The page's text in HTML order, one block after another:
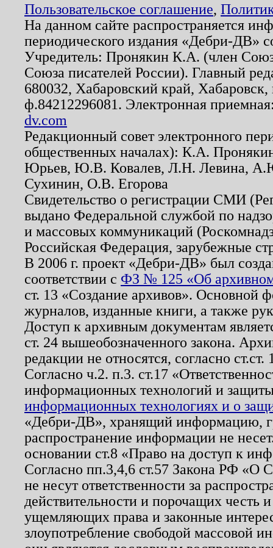
Пользовательское соглашение,
На данном сайте распространяется
периодического издания «Дебри-ДВ»
Учредитель: Пронякин К.А. (член
Союза писателей России). Главный
680032, Хабаровский край,
ф.84212296081. Электронная
dv.com
Редакционный совет электронного
общественных началах): К.А.
Юрьев, Ю.В. Ковалев, Л.Н. Левина,
Сухинин, О.В. Егорова
Свидетельство о регистрации СМИ
выдано Федеральной службой по
и массовых коммуникаций
Российская Федерация, зарубежные
В 2006 г. проект «Дебри-ДВ» был
соответствии с ФЗ № 125 «Об
ст. 13 «Создание архивов». Основной
журналов, изданные книги, а также
Доступ к архивным документам
ст. 24 вышеобозначенного закона.
редакции не относятся, согласно
Согласно ч.2. п.3. ст.17
информационных технологий и
информационных технологиях и о
«Дебри-ДВ», хранящий информацию,
распространение информации не
основании ст.8 «Право на доступ к
Согласно пп.3,4,6 ст.57 Закона РФ «О
не несут ответственности за
действительности и порочащих честь
ущемляющих права и законные
злоупотребление свободой массовой